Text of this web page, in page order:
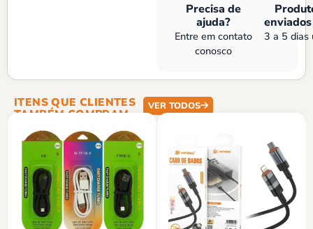
Precisa de
ajuda?
Entre em contato
conosco
3 a 5 dias
ITENS QUE CLIENTES
TAMBÉM COMPRAM
VER TODOS